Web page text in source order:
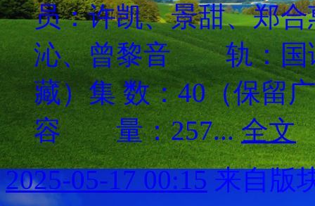
员：许凯、景甜、郑
沁、曾黎音 轨：国
藏）集 数：40（保留
容 量：257...全文
2025-05-17 00:15 来自版